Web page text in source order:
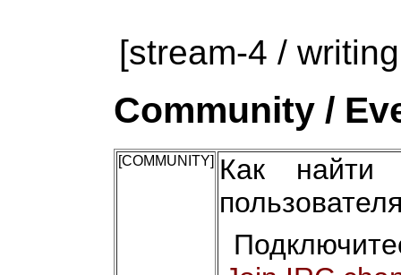
[stream-4 /
Community /
[COMMUNITY] Как найти